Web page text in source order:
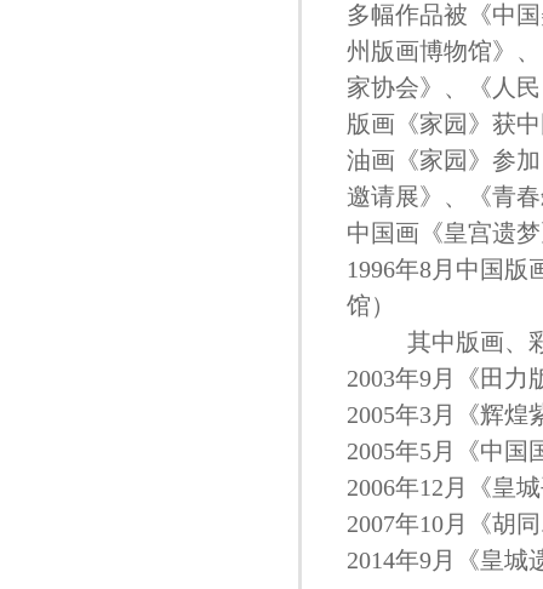
多幅作品被《中
州版画博物馆》
家协会》、《人
版画《家园》获
油画《家园》参
邀请展》、《青
中国画《皇宫遗
1996年8月中国
馆）
其中版画、彩
2003年9月《田力
2005年3月《辉煌
2005年5月《中国
2006年12月《皇
2007年10月《胡
2014年9月《皇城